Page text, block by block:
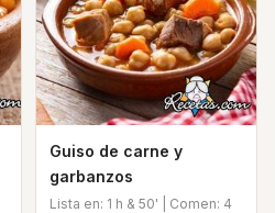
Guiso de carne y
garbanzos
Lista en: 1 h & 50' | Comen: 4